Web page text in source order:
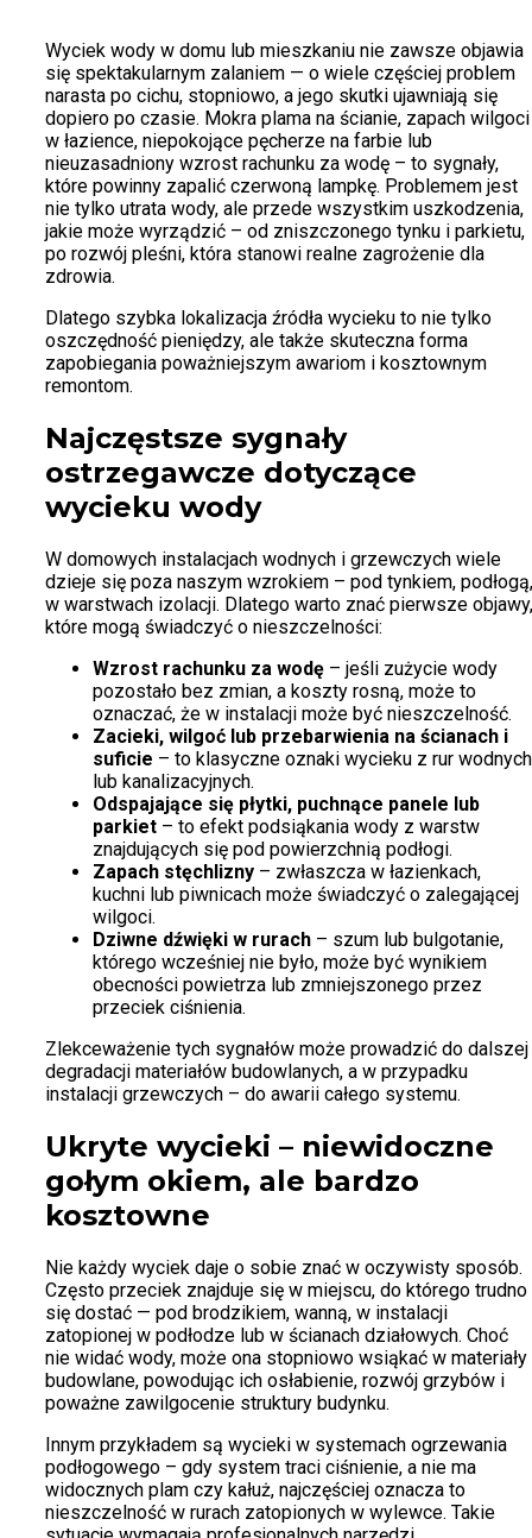
Wyciek wody w domu lub mieszkaniu nie zawsze objawia
się spektakularnym zalaniem — o wiele częściej problem
narasta po cichu, stopniowo, a jego skutki ujawniają się
dopiero po czasie. Mokra plama na ścianie, zapach wilgoci
w łazience, niepokojące pęcherze na farbie lub
nieuzasadniony wzrost rachunku za wodę – to sygnały,
które powinny zapalić czerwoną lampkę. Problemem jest
nie tylko utrata wody, ale przede wszystkim uszkodzenia,
jakie może wyrządzić – od zniszczonego tynku i parkietu,
po rozwój pleśni, która stanowi realne zagrożenie dla
zdrowia.
Dlatego szybka lokalizacja źródła wycieku to nie tylko
oszczędność pieniędzy, ale także skuteczna forma
zapobiegania poważniejszym awariom i kosztownym
remontom.
Najczęstsze sygnały
ostrzegawcze dotyczące
wycieku wody
W domowych instalacjach wodnych i grzewczych wiele
dzieje się poza naszym wzrokiem – pod tynkiem, podłogą,
w warstwach izolacji. Dlatego warto znać pierwsze objawy,
które mogą świadczyć o nieszczelności:
Wzrost rachunku za wodę – jeśli zużycie wody
pozostało bez zmian, a koszty rosną, może to
oznaczać, że w instalacji może być nieszczelność.
Zacieki, wilgoć lub przebarwienia na ścianach i
suficie – to klasyczne oznaki wycieku z rur wodnych
lub kanalizacyjnych.
Odspajające się płytki, puchnące panele lub
parkiet – to efekt podsiąkania wody z warstw
znajdujących się pod powierzchnią podłogi.
Zapach stęchlizny – zwłaszcza w łazienkach,
kuchni lub piwnicach może świadczyć o zalegającej
wilgoci.
Dziwne dźwięki w rurach – szum lub bulgotanie,
którego wcześniej nie było, może być wynikiem
obecności powietrza lub zmniejszonego przez
przeciek ciśnienia.
Zlekceważenie tych sygnałów może prowadzić do dalszej
degradacji materiałów budowlanych, a w przypadku
instalacji grzewczych – do awarii całego systemu.
Ukryte wycieki – niewidoczne
gołym okiem, ale bardzo
kosztowne
Nie każdy wyciek daje o sobie znać w oczywisty sposób.
Często przeciek znajduje się w miejscu, do którego trudno
się dostać — pod brodzikiem, wanną, w instalacji
zatopionej w podłodze lub w ścianach działowych. Choć
nie widać wody, może ona stopniowo wsiąkać w materiały
budowlane, powodując ich osłabienie, rozwój grzybów i
poważne zawilgocenie struktury budynku.
Innym przykładem są wycieki w systemach ogrzewania
podłogowego – gdy system traci ciśnienie, a nie ma
widocznych plam czy kałuż, najczęściej oznacza to
nieszczelność w rurach zatopionych w wylewce. Takie